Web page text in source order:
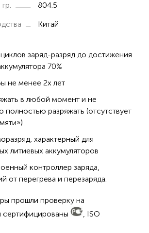
804.5
Китай
заряд-разряд до достижения
70%
не менее 2х лет
в любой момент и не
полностью разряжать (отсутствует
характерный для
литиевых аккумуляторов
контроллер заряда,
от перегрева и перезаряда.
прошли проверку на
сертифицированы
, ISO